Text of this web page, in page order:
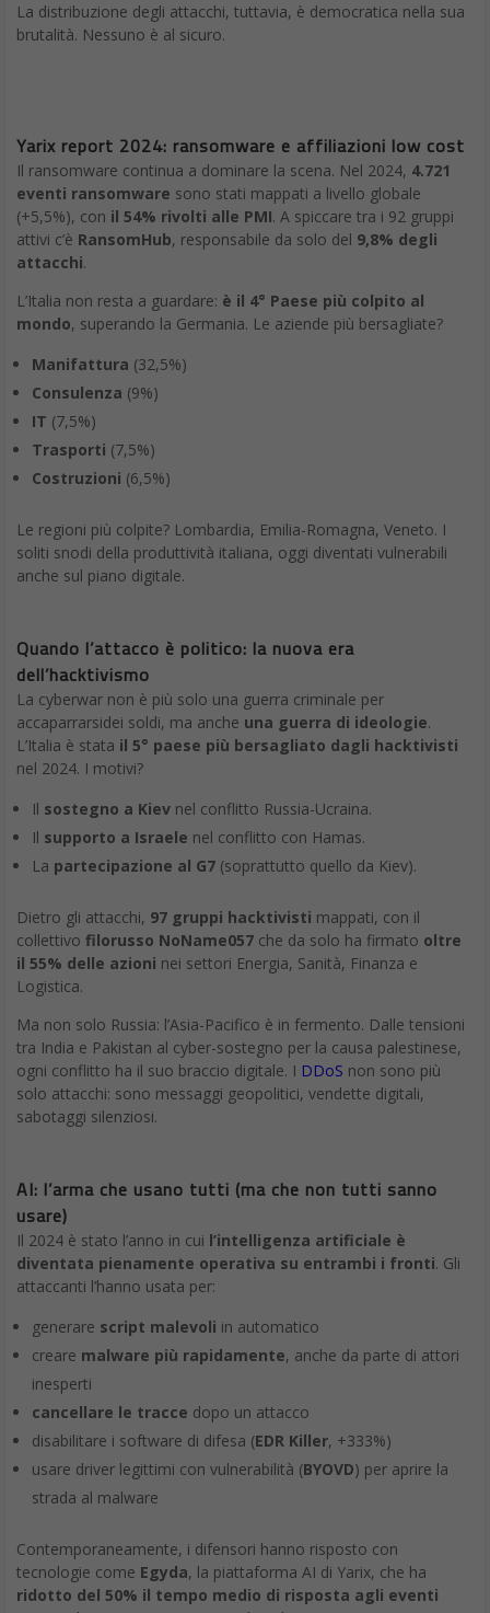
La distribuzione degli attacchi, tuttavia, è democratica nella sua
brutalità. Nessuno è al sicuro.
Yarix report 2024: ransomware e affiliazioni low cost
Il ransomware continua a dominare la scena. Nel 2024, 4.721
eventi ransomware sono stati mappati a livello globale
(+5,5%), con il 54% rivolti alle PMI. A spiccare tra i 92 gruppi
attivi c’è RansomHub, responsabile da solo del 9,8% degli
attacchi.
L’Italia non resta a guardare: è il 4° Paese più colpito al
mondo, superando la Germania. Le aziende più bersagliate?
Manifattura (32,5%)
Consulenza (9%)
IT (7,5%)
Trasporti (7,5%)
Costruzioni (6,5%)
Le regioni più colpite? Lombardia, Emilia-Romagna, Veneto. I
soliti snodi della produttività italiana, oggi diventati vulnerabili
anche sul piano digitale.
Quando l’attacco è politico: la nuova era
dell’hacktivismo
La cyberwar non è più solo una guerra criminale per
accaparrarsidei soldi, ma anche una guerra di ideologie.
L’Italia è stata il 5° paese più bersagliato dagli hacktivisti
nel 2024. I motivi?
Il sostegno a Kiev nel conflitto Russia-Ucraina.
Il supporto a Israele nel conflitto con Hamas.
La partecipazione al G7 (soprattutto quello da Kiev).
Dietro gli attacchi, 97 gruppi hacktivisti mappati, con il
collettivo filorusso NoName057 che da solo ha firmato oltre
il 55% delle azioni nei settori Energia, Sanità, Finanza e
Logistica.
Ma non solo Russia: l’Asia-Pacifico è in fermento. Dalle tensioni
tra India e Pakistan al cyber-sostegno per la causa palestinese,
ogni conflitto ha il suo braccio digitale. I DDoS non sono più
solo attacchi: sono messaggi geopolitici, vendette digitali,
sabotaggi silenziosi.
AI: l’arma che usano tutti (ma che non tutti sanno
usare)
Il 2024 è stato l’anno in cui l’intelligenza artificiale è
diventata pienamente operativa su entrambi i fronti. Gli
attaccanti l’hanno usata per:
generare script malevoli in automatico
creare malware più rapidamente, anche da parte di attori
inesperti
cancellare le tracce dopo un attacco
disabilitare i software di difesa (EDR Killer, +333%)
usare driver legittimi con vulnerabilità (BYOVD) per aprire la
strada al malware
Contemporaneamente, i difensori hanno risposto con
tecnologie come Egyda, la piattaforma AI di Yarix, che ha
ridotto del 50% il tempo medio di risposta agli eventi